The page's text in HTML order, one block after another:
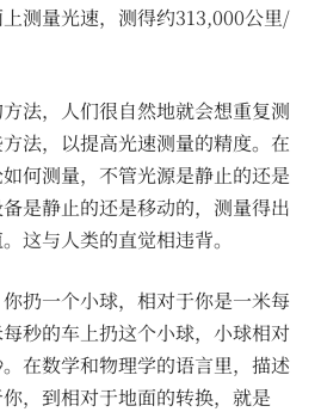
测量光速，测得约313,000公里/
法，人们很自然地就会想重复测
法，以提高光速测量的精度。在
何测量，不管光源是静止的还是
是静止的还是移动的，测量得出
这与人类的直觉相违背。
扔一个小球，相对于你是一米每
秒的车上扔这个小球，小球相对
在数学和物理学的语言里，描述
，到相对于地面的转换，就是